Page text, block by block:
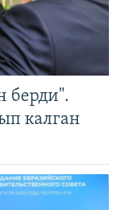
берди".
калган